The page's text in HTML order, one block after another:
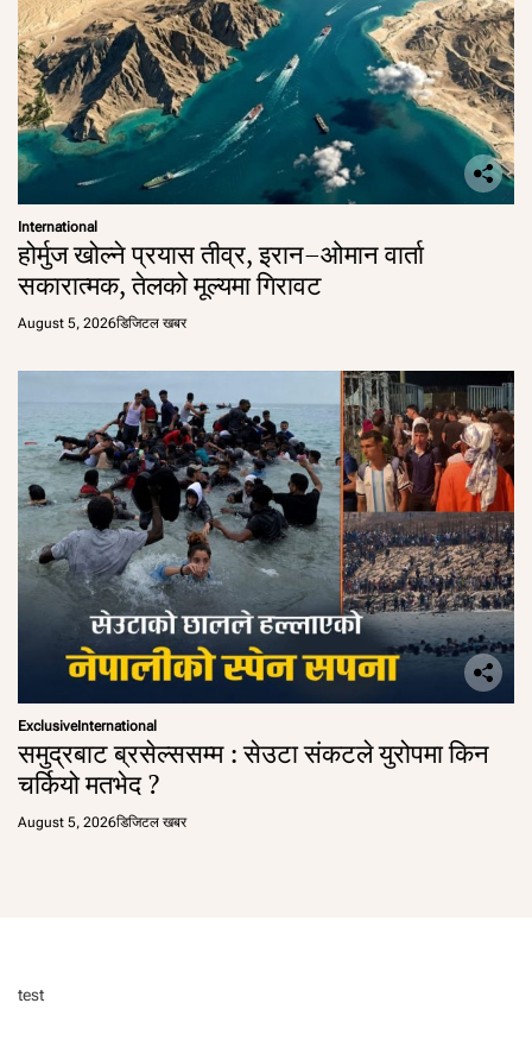
International
होर्मुज खोल्ने प्रयास तीव्र, इरान–ओमान वार्ता
सकारात्मक, तेलको मूल्यमा गिरावट
August 5, 2026डिजिटल खबर
ExclusiveInternational
समुद्रबाट ब्रसेल्ससम्म : सेउटा संकटले युरोपमा किन
चर्कियो मतभेद ?
August 5, 2026डिजिटल खबर
test